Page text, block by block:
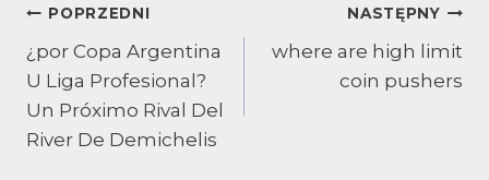
Nawigacja
wpisu
POPRZEDNI
¿por Copa Argentina
U Liga Profesional?
Un Próximo Rival Del
River De Demichelis
NASTĘPNY
where are high limit
coin pushers